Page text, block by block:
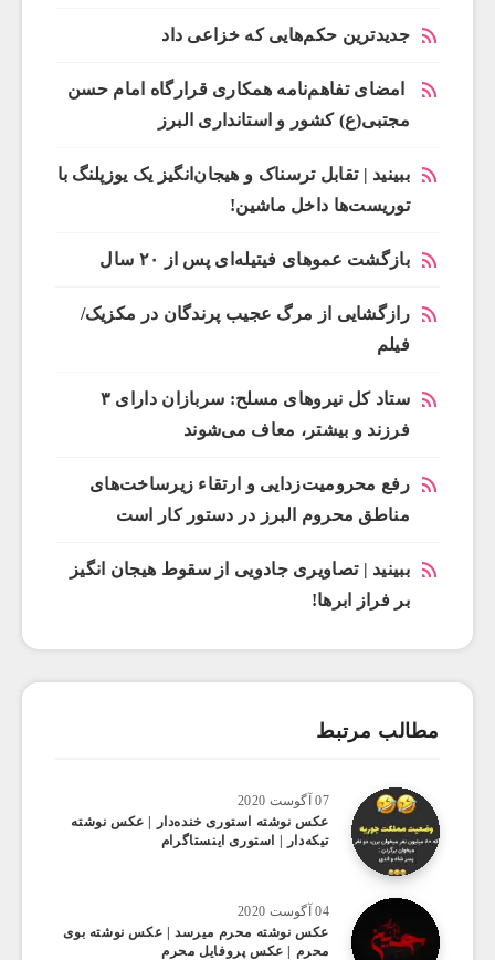
جدیدترین حکم‌هایی که خزاعی داد
امضای تفاهم‌نامه همکاری قرارگاه امام حسن
مجتبی(ع) کشور و استانداری البرز
ببینید | تقابل ترسناک و هیجان‌انگیز یک یوزپلنگ با
توریست‌ها داخل ماشین!
بازگشت عموهای فیتیله‌ای پس از ۲۰ سال
رازگشایی از مرگ عجیب پرندگان در مکزیک/
فیلم
ستاد کل نیروهای مسلح: سربازان دارای ۳
فرزند و بیشتر، معاف می‌شوند
رفع محرومیت‌زدایی و ارتقاء زیرساخت‌های
مناطق محروم البرز در دستور کار است
ببینید | تصاویری جادویی از سقوط هیجان انگیز
بر فراز ابرها!
مطالب مرتبط
07 آگوست 2020
عکس ‌نوشته استوری خنده‌دار | عکس نوشته
تیکه‌دار | استوری اینستاگرام
04 آگوست 2020
عکس ‌نوشته محرم میرسد | عکس نوشته بوی
محرم | عکس پروفایل محرم